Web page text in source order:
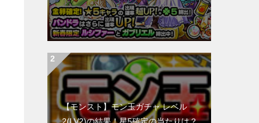
【モンスト】モン玉ガチャ レベル